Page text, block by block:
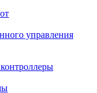
управления